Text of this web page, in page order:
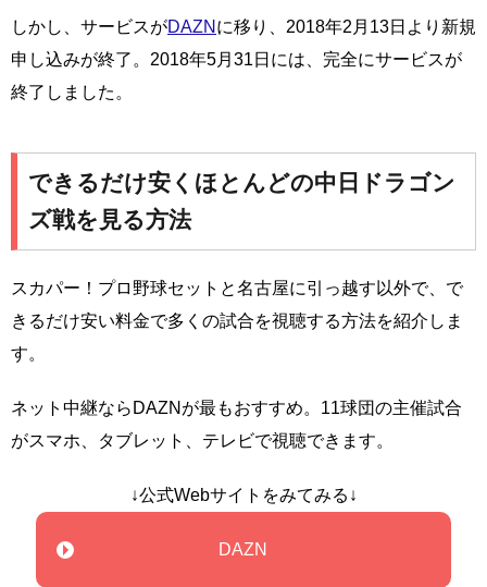
しかし、サービスがDAZN に移り、2018年2月13日より新規
申し込みが終了。2018年5月31日には、完全にサービスが
終了しました。
できるだけ安くほとんどの中日ドラゴン
ズ戦を見る方法
スカパー！プロ野球セットと名古屋に引っ越す以外で、で
きるだけ安い料金で多くの試合を視聴する方法を紹介しま
す。
ネット中継ならDAZNが最もおすすめ。11球団の主催試合
がスマホ、タブレット、テレビで視聴できます。
↓公式Webサイトをみてみる↓
DAZN